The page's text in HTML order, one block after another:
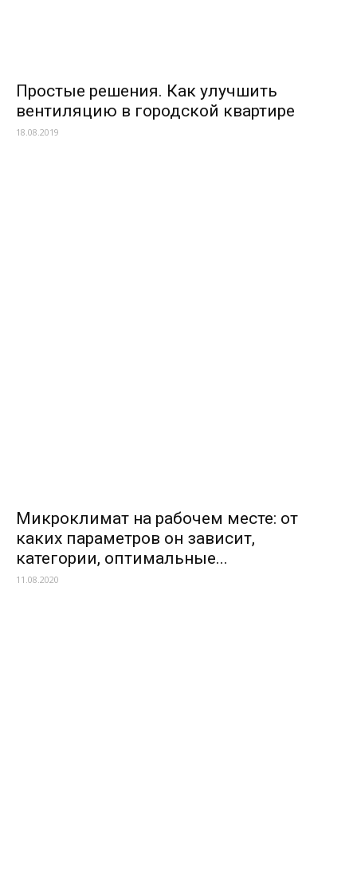
Простые решения. Как улучшить
вентиляцию в городской квартире
18.08.2019
Микроклимат на рабочем месте: от
каких параметров он зависит,
категории, оптимальные...
11.08.2020